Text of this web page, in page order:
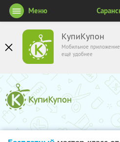
КупиКупон
Мобильное приложение
ещё удобнее
Меню